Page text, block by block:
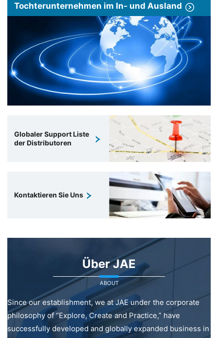
Tochterunternehmen im In- und Ausland
Globaler Support Liste
der Distributoren
Kontaktieren Sie Uns
Über JAE
ABOUT
Since our establishment, we at JAE under the corporate
philosophy of “Explore, Create and Practice,” have
successfully developed and globally expanded business in